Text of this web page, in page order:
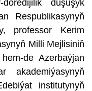
duşuşyk
Respublikasynyň
professor Kerim
Milli Mejlisiniň
de Azerbaýjan
akademiýasynyň
institutynyň